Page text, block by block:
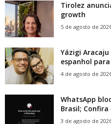
Tirolez
growth
5 de agosto de
Yázigi
espanhol para
4 de agosto de
WhatsApp
Brasil;
3 de agosto de